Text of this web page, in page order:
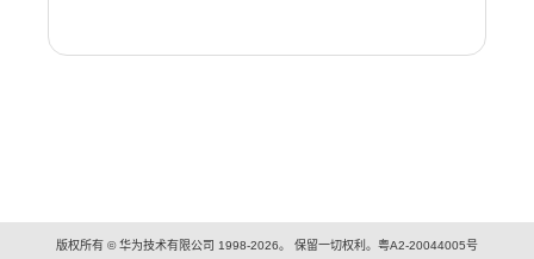
版权所有 © 华为技术有限公司 1998-2026。 保留一切权利。粤A2-20044005号